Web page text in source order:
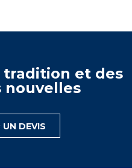
tradition et des
nouvelles
UN DEVIS